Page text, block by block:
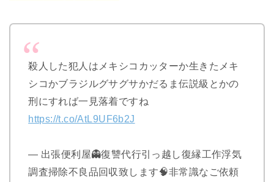
殺人した犯人はメキシコカッターか生きたメキ
シコかブラジルグサグサかだるま伝説級とかの
刑にすれば一見落着ですね
https://t.co/AtL9UF6b2J
— 出張便利屋👻復讐代行引っ越し復縁工作浮気
調査掃除不良品回収致します🧠非常識なご依頼